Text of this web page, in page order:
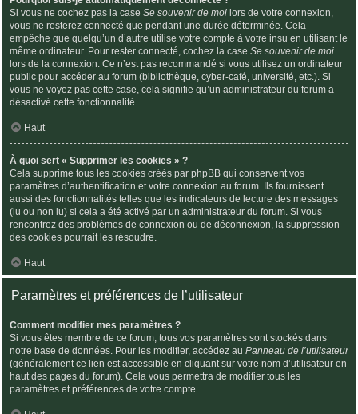
Si vous ne cochez pas la case Se souvenir de moi lors de votre connexion,
vous ne resterez connecté que pendant une durée déterminée. Cela
empêche que quelqu’un d’autre utilise votre compte à votre insu en utilisant le
même ordinateur. Pour rester connecté, cochez la case Se souvenir de moi
lors de la connexion. Ce n’est pas recommandé si vous utilisez un ordinateur
public pour accéder au forum (bibliothèque, cyber-café, université, etc.). Si
vous ne voyez pas cette case, cela signifie qu’un administrateur du forum a
désactivé cette fonctionnalité.
Haut
À quoi sert « Supprimer les cookies » ?
Cela supprime tous les cookies créés par phpBB qui conservent vos
paramètres d’authentification et votre connexion au forum. Ils fournissent
aussi des fonctionnalités telles que les indicateurs de lecture des messages
(lu ou non lu) si cela a été activé par un administrateur du forum. Si vous
rencontrez des problèmes de connexion ou de déconnexion, la suppression
des cookies pourrait les résoudre.
Haut
Paramètres et préférences de l’utilisateur
Comment modifier mes paramètres ?
Si vous êtes membre de ce forum, tous vos paramètres sont stockés dans
notre base de données. Pour les modifier, accédez au Panneau de l’utilisateur
(généralement ce lien est accessible en cliquant sur votre nom d’utilisateur en
haut des pages du forum). Cela vous permettra de modifier tous les
paramètres et préférences de votre compte.